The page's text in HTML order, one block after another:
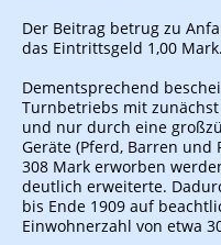
Der Beitrag betrug zu
das Eintrittsgeld 1,00 Mark.
Dementsprechend
Turnbetriebs mit
und nur durch eine
Geräte (Pferd, Barren und
308 Mark erworben
deutlich erweiterte.
bis Ende 1909 auf
Einwohnerzahl von etwa